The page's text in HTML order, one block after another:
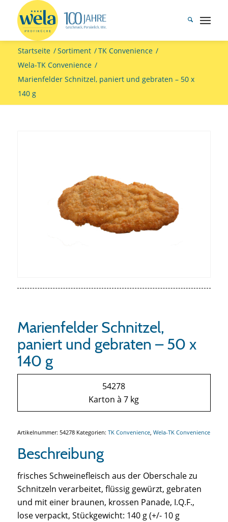
Startseite /Sortiment /TK Convenience /
Wela-TK Convenience /
Marienfelder Schnitzel, paniert und gebraten – 50 x
140 g
Marienfelder Schnitzel,
paniert und gebraten – 50 x
140 g
54278
Karton à 7 kg
Artikelnummer: 54278 Kategorien: TK Convenience, Wela-TK Convenience
Beschreibung
frisches Schweinefleisch aus der Oberschale zu
Schnitzeln verarbeitet, flüssig gewürzt, gebraten
und mit einer braunen, krossen Panade, I.Q.F.,
lose verpackt, Stückgewicht: 140 g (+/- 10 g